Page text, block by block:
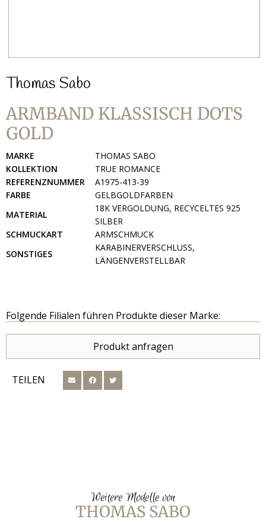
Thomas Sabo
ARMBAND KLASSISCH DOTS
GOLD
MARKE
THOMAS SABO
KOLLEKTION
TRUE ROMANCE
REFERENZNUMMER
A1975-413-39
FARBE
GELBGOLDFARBEN
MATERIAL
18K VERGOLDUNG, RECYCELTES 925
SILBER
SCHMUCKART
ARMSCHMUCK
SONSTIGES
KARABINERVERSCHLUSS,
LÄNGENVERSTELLBAR
Folgende Filialen führen Produkte dieser Marke:
Produkt anfragen
TEILEN
Weitere Modelle von
THOMAS SABO